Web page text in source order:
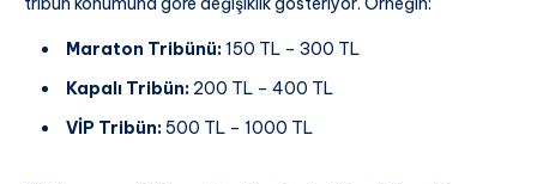
Maraton Tribünü:150 TL – 300 TL
Kapalı Tribün: 200 TL – 400 TL
VİP Tribün:500 TL – 1000 TL